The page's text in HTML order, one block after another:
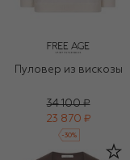
Пуловер из вискозы
34 100 ₽
23 870 ₽
-30%